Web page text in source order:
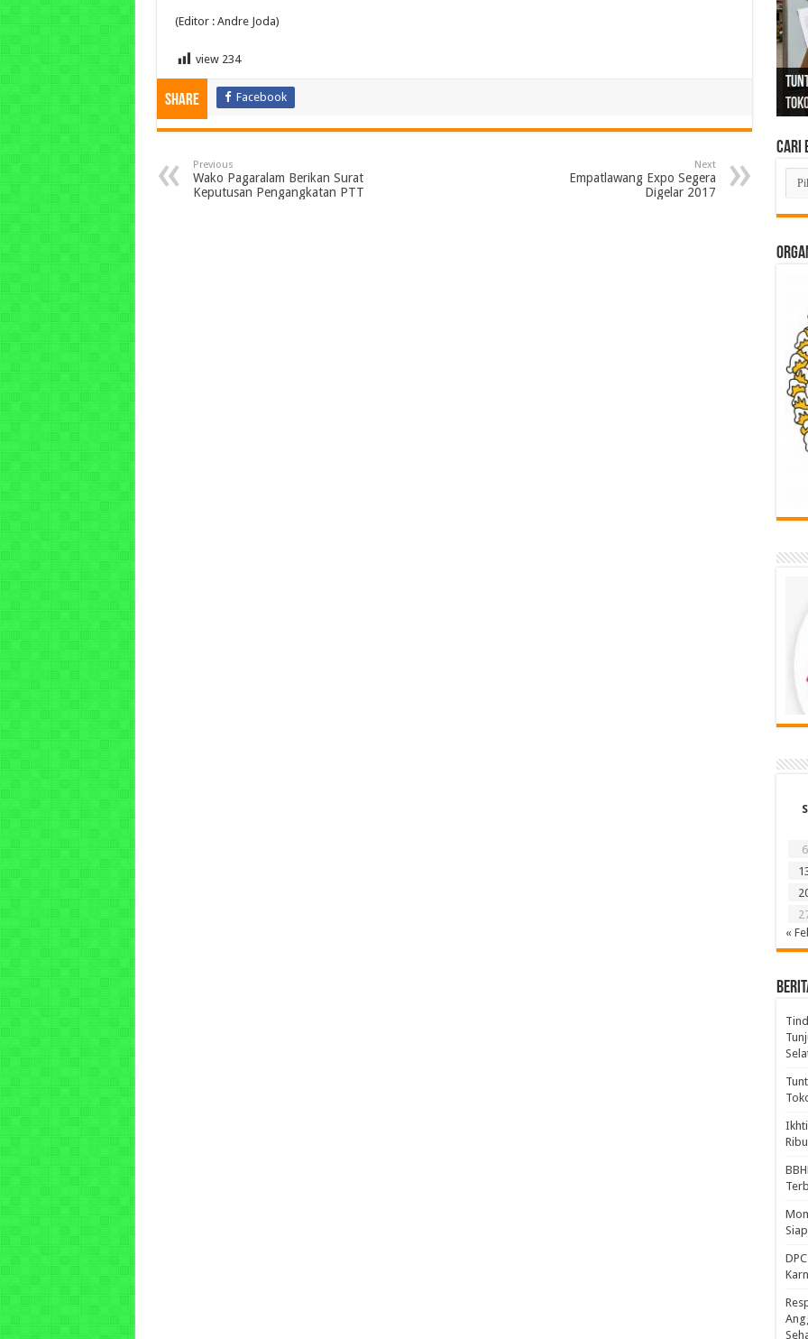
(Editor : Andre Joda)
view 234
Share Facebook
Previous
Wako Pagaralam Berikan Surat
Keputusan Pengangkatan PTT
Next
Empatlawang Expo Segera
Digelar 2017
Cari
Cari
di
S
6
«